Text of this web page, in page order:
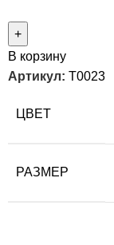
В корзину
Артикул: T0023
ЦВЕТ
РАЗМЕР